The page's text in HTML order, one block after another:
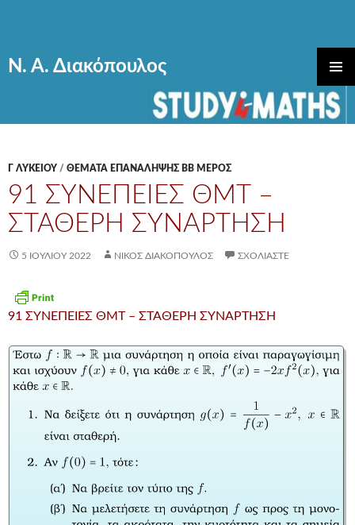
Ν. Α. Διακόπουλος
ΚΎΡΙΟ
ΜΕΝΟΎ
Γ ΛΥΚΕΊΟΥ / ΘΕΜΑΤΑ ΕΠΑΝΑΛΗΨΗΣ ΒΒ ΜΕΡΟΣ
91 ΣΥΝΕΠΕΙΕΣ ΘΜΤ –
ΣΤΑΘΕΡΗ ΣΥΝΑΡΤΗΣΗ
5 ΙΟΥΛΊΟΥ 2022 ΝΊΚΟΣ ΔΙΑΚΌΠΟΥΛΟΣ ΣΧΟΛΙΆΣΤΕ
91 ΣΥΝΕΠΕΙΕΣ ΘΜΤ – ΣΤΑΘΕΡΗ ΣΥΝΑΡΤΗΣΗ